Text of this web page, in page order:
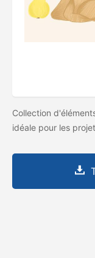
Collection
idéale pour les